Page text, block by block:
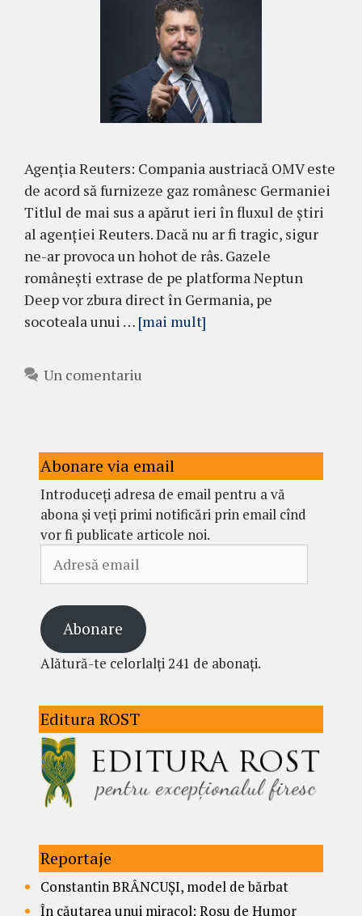
Agenția Reuters: Compania austriacă OMV este
de acord să furnizeze gaz românesc Germaniei
Titlul de mai sus a apărut ieri în fluxul de știri
al agenției Reuters. Dacă nu ar fi tragic, sigur
ne-ar provoca un hohot de râs. Gazele
românești extrase de pe platforma Neptun
Deep vor zbura direct în Germania, pe
socoteala unui … [mai mult]
Un comentariu
Abonare via email
Introduceți adresa de email pentru a vă
abona și veți primi notificări prin email cînd
vor fi publicate articole noi.
email
Abonare
Alătură-te celorlalți 241 de abonați.
Editura ROST
Reportaje
Constantin BRÂNCUȘI, model de bărbat
În căutarea unui miracol: Roșu de Humor